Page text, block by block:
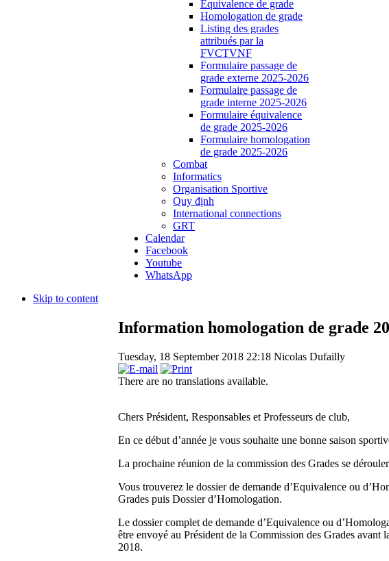
Equivalence de grade
Homologation de grade
Listing des grades
attribués par la
FVCTVNF
Formulaire passage de
grade externe 2025-2026
Formulaire passage de
grade interne 2025-2026
Formulaire équivalence
de grade 2025-2026
Formulaire homologation
de grade 2025-2026
Combat
Informatics
Organisation Sportive
Quy định
International connections
GRT
Calendar
Facebook
Youtube
WhatsApp
Skip to content
Information homologation de grade
Tuesday, 18 September 2018 22:18 Nicolas Dufailly
There are no translations available.
Chers Président, Responsables et Professeurs de club,
En ce début d’année je vous souhaite une bonne saison
La prochaine réunion de la commission des Grades se
Vous trouverez le dossier de demande d’Equivalence ou
Grades puis Dossier d’Homologation.
Le dossier complet de demande d’Equivalence ou
être envoyé au Président de la Commission des Grades
2018.